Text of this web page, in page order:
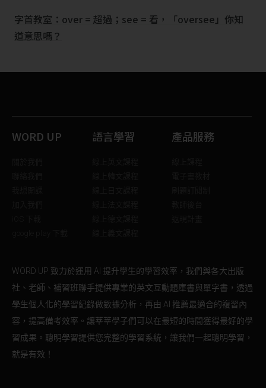
字首教室：over = 超過；see = 看，「oversee」你知
道意思嗎？
WORD UP 語言學習 產品服務
WORD UP 致力於運用 AI 提升學生的學習效率，我們與各大出版
社、老師、補習班聯手提供專業的英文互動題庫書與單字書，透過
學生個人化的學習紀錄做數據分析，再由 AI 推薦最適合的複習內
容，提高備考效率。讓莘莘學子們可以在最短的時間獲得最好的學
習成果。聰明學習提供您完整的學習系統，讓我們一起聰明學習，
就是有效！